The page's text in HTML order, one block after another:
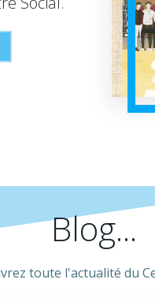
Blog...
toute l'actualité du